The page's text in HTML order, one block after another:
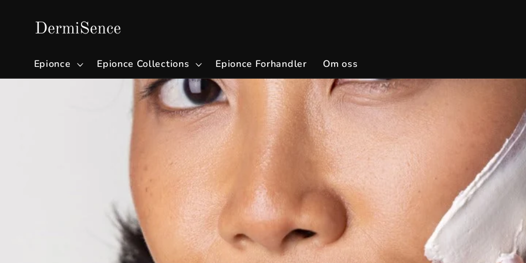
innholdet
Epionce Epionce Collections Epionce Forhandler Om oss